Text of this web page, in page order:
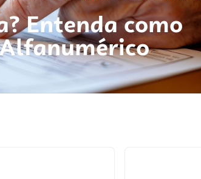
Entenda como